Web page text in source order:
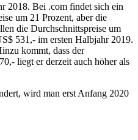
2018. Bei .com findet sich ein
um 21 Prozent, aber die
die Durchschnittspreise um
531,- im ersten Halbjahr 2019.
kommt, dass der
liegt er derzeit auch höher als
wird man erst Anfang 2020